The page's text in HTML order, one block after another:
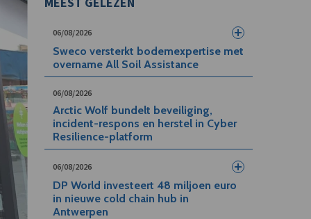
06/08/2026
Sweco versterkt bodemexpertise met
overname All Soil Assistance
06/08/2026
Arctic Wolf bundelt beveiliging,
incident-respons en herstel in Cyber
Resilience-platform
06/08/2026
DP World investeert 48 miljoen euro
in nieuwe cold chain hub in
Antwerpen